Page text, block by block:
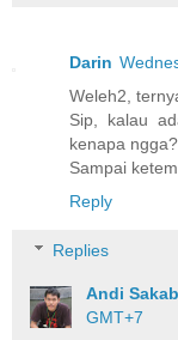
Darin
Weleh2,
Sip, kalau
kenapa ngga?
Sampai
Reply
Replies
Andi Sakab
GMT+7